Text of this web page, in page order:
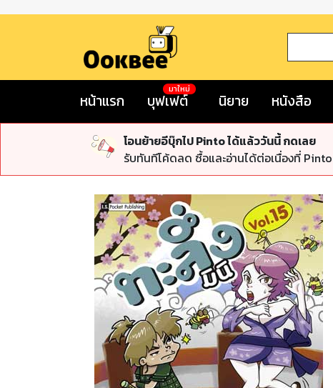
หน้าแรก บุฟเฟต์
มาใหม่
นิยาย หนังสือ
โอนย้ายอีบุ๊กไป Pinto ได้แล้ววันนี้ กดเลย
รับทันทีโค้ดลด ซื้อและอ่านได้ต่อเนื่องที่ Pinto